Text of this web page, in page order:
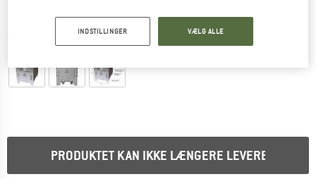
PRODUKTET KAN IKKE LÆNGERE LEVERES
INDSTILLINGER VÆLG ALLE